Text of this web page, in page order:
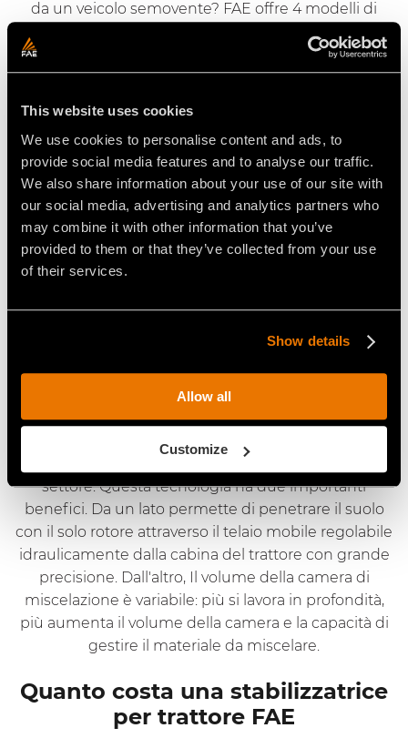
This website uses cookies
We use cookies to personalise content and ads, to
provide social media features and to analyse our traffic.
We also share information about your use of our site with
our social media, advertising and analytics partners who
may combine it with other information that you’ve
provided to them or that they’ve collected from your use
of their services.
Show details
Allow all
Customize
da un veicolo semovente? FAE offre 4 modelli di
STABI/FRS/HP
e 4 ulteriori modelli con camera a
geometria variabile, ovvero le serieSTABI/H e
caratterizzata da grande efficienza, elevata
produttività e massima affidabilità? Le serie
STABI/FRS e STABI/FRS/HPfanno al caso tuo, per
andare fino a 50 cm in profondità. Grazie al rotore
protruso e all'ampia camera di miscelazione che
facilitano la stabilizzazione profonda e minimizzano
gli assorbimenti di potenza, la qualità di
che ti garantisca una produttività al top?
FAE propone le serieSTABI/H, STABI/H/HPcon la
camera di miscelazione a geometria variabile e
rotore dedicato, per lavorare con estrema precisione
fino a 56 cm in profondità. La
settore. Questa tecnologia ha due importanti
benefici. Da un lato permette di penetrare il suolo
con il solo rotore attraverso il telaio mobile regolabile
idraulicamente dalla cabina del trattore con grande
precisione. Dall'altro, Il volume della camera di
miscelazione è variabile: più si lavora in profondità,
più aumenta il volume della camera e la capacità di
gestire il materiale da miscelare.
Quanto costa una stabilizzatrice
per trattore FAE